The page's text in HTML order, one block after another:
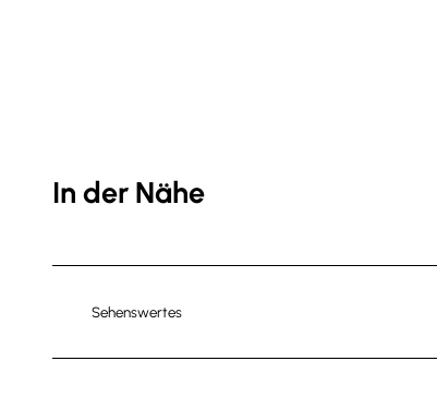
In der Nähe
Sehenswertes